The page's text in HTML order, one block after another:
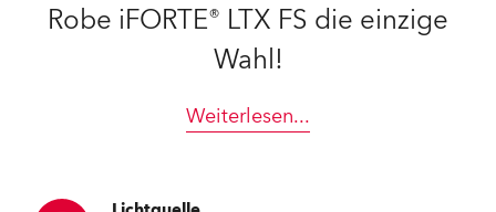
Robe iFORTE® LTX FS die einzige
Wahl!
Weiterlesen...